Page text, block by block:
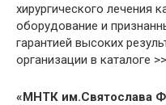
хирургического лечения
оборудование и
гарантией высоких
организации в каталоге
«МНТК им.Святослава